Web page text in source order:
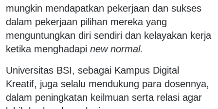
mungkin mendapatkan pekerjaan dan sukses
dalam pekerjaan pilihan mereka yang
menguntungkan diri sendiri dan kelayakan kerja
ketika menghadapi new normal.
Universitas BSI, sebagai Kampus Digital
Kreatif, juga selalu mendukung para dosennya,
dalam peningkatan keilmuan serta relasi agar